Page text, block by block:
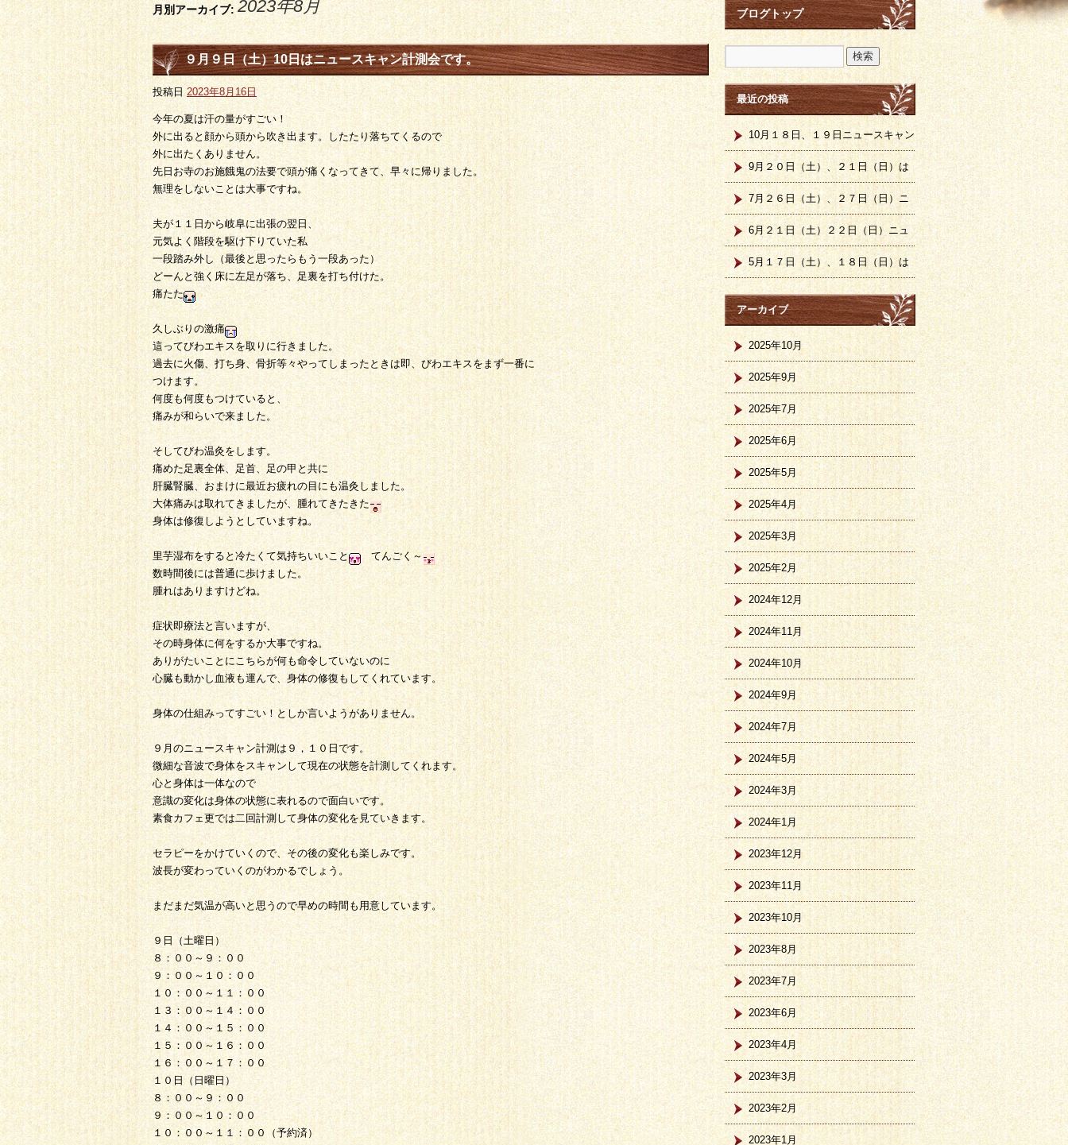
月別アーカイブ:2023年8月
９月９日（土）10日はニュースキャン計測会です。
投稿日 2023年8月16日
今年の夏は汗の量がすごい！
外に出ると顔から頭から吹き出ます。したたり落ちてくるので
外に出たくありません。
先日お寺のお施餓鬼の法要で頭が痛くなってきて、早々に帰りました。
無理をしないことは大事ですね。
夫が１１日から岐阜に出張の翌日、
元気よく階段を駆け下りていた私
一段踏み外し（最後と思ったらもう一段あった）
どーんと強く床に左足が落ち、足裏を打ち付けた。
痛たた
久しぶりの激痛
這ってびわエキスを取りに行きました。
過去に火傷、打ち身、骨折等々やってしまったときは即、びわエキスをまず一番に
つけます。
何度も何度もつけていると、
痛みが和らいで来ました。
そしてびわ温灸をします。
痛めた足裏全体、足首、足の甲と共に
肝臓腎臓、おまけに最近お疲れの目にも温灸しました。
大体痛みは取れてきましたが、腫れてきたきた
身体は修復しようとしていますね。
里芋湿布をすると冷たくて気持ちいいこと
てんごく～
数時間後には普通に歩けました。
腫れはありますけどね。
症状即療法と言いますが、
その時身体に何をするか大事ですね。
ありがたいことにこちらが何も命令していないのに
心臓も動かし血液も運んで、身体の修復もしてくれています。
身体の仕組みってすごい！としか言いようがありません。
９月のニュースキャン計測は９，１０日です。
微細な音波で身体をスキャンして現在の状態を計測してくれます。
心と身体は一体なので
意識の変化は身体の状態に表れるので面白いです。
素食カフェ更では二回計測して身体の変化を見ていきます。
セラピーをかけていくので、その後の変化も楽しみです。
波長が変わっていくのがわかるでしょう。
まだまだ気温が高いと思うので早めの時間も用意しています。
９日（土曜日）
８：００～９：００
９：００～１０：００
１０：００～１１：００
１３：００～１４：００
１４：００～１５：００
１５：００～１６：００
１６：００～１７：００
１０日（日曜日）
８：００～９：００
９：００～１０：００
１０：００～１１：００（予約済）
ブログトップ
最近の投稿
10月１８日、１９日ニュースキャン
計測日です。
9月２０日（土）、２１日（日）は
ニュースキャン計測会です。
7月２６日（土）、２７日（日）ニ
ュースキャン計測日です。
6月２１日（土）２２日（日）ニュ
ースキャン計測日です
5月１７日（土）、１８日（日）は
ニュースキャン計測日です。
アーカイブ
2025年10月
2025年9月
2025年7月
2025年6月
2025年5月
2025年4月
2025年3月
2025年2月
2024年12月
2024年11月
2024年10月
2024年9月
2024年7月
2024年5月
2024年3月
2024年1月
2023年12月
2023年11月
2023年10月
2023年8月
2023年7月
2023年6月
2023年4月
2023年3月
2023年2月
2023年1月